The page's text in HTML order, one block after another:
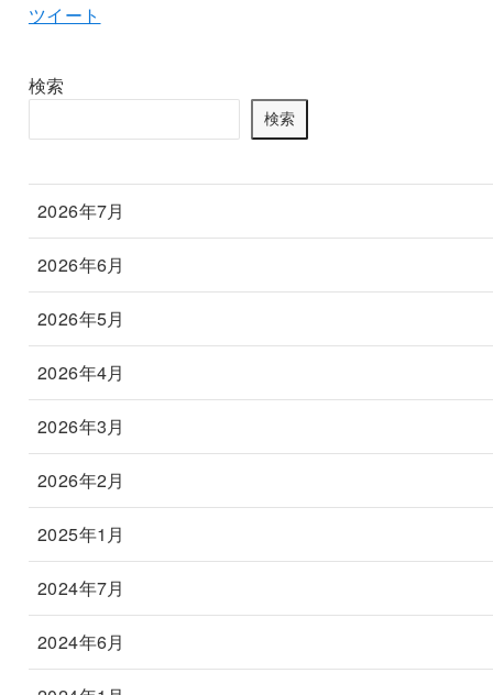
ツイート
検索
検索
2026年7月
2026年6月
2026年5月
2026年4月
2026年3月
2026年2月
2025年1月
2024年7月
2024年6月